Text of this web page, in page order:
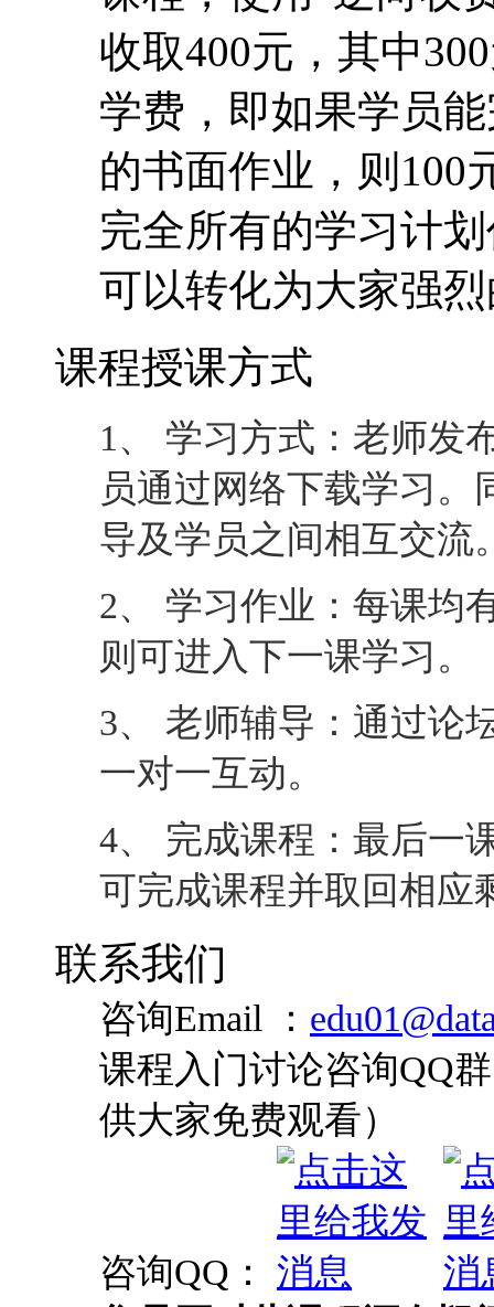
收取400元，其中
学费，即如果学员
的书面作业，则100
完全所有的学习计
可以转化为大家强
课程授课方式
1、 学习方式：老师发
员通过网络下载学习
导及学员之间相互交流
2、 学习作业：每课均
则可进入下一课学习。
3、 老师辅导：通过论
一对一互动。
4、 完成课程：最后一
可完成课程并取回相应
联系我们
咨询Email ：
课程入门讨论咨询QQ
供大家免费观看）
咨询QQ：